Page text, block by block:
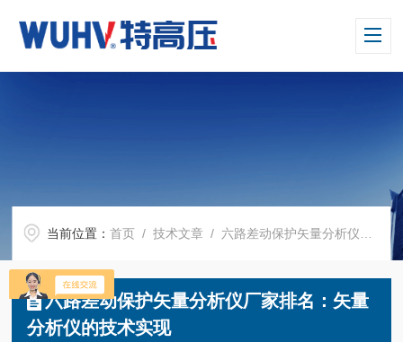
当前位置：首页 /技术文章 / 六路差动保护矢量分析仪厂家排名：矢量分析仪的技术实现
六路差动保护矢量分析仪厂家排名：矢量
分析仪的技术实现